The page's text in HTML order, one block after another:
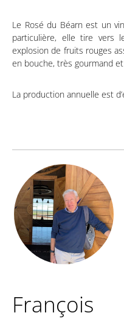
Le Rosé du Béarn est un
particulière, elle tire vers
explosion de fruits rouges
en bouche, très gourmand
La production annuelle est
François